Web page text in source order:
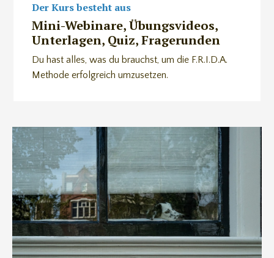
Der Kurs besteht aus
Mini-Webinare, Übungsvideos,
Unterlagen, Quiz, Fragerunden
Du hast alles, was du brauchst, um die F.R.I.D.A.
Methode erfolgreich umzusetzen.